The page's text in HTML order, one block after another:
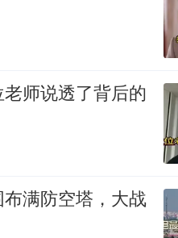
师说透了背后的
满防空塔，大战